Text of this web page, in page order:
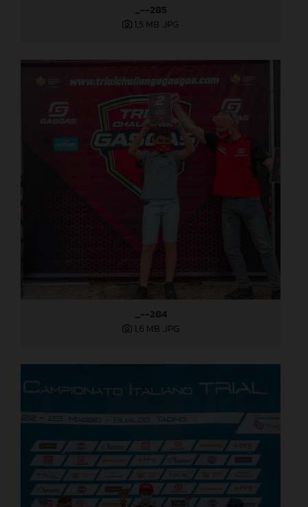
_--285
1,5 MB .JPG
_--284
1,6 MB .JPG